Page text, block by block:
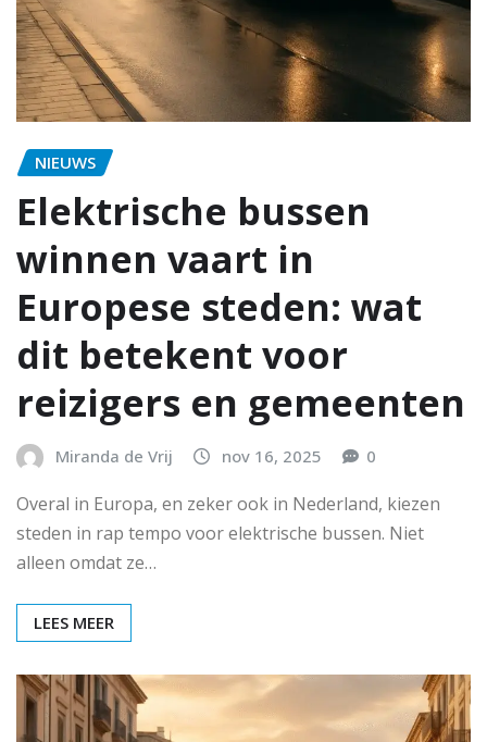
NIEUWS
Elektrische bussen
winnen vaart in
Europese steden: wat
dit betekent voor
reizigers en gemeenten
Miranda de Vrij nov 16, 2025 0
Overal in Europa, en zeker ook in Nederland, kiezen
steden in rap tempo voor elektrische bussen. Niet
alleen omdat ze…
LEES MEER